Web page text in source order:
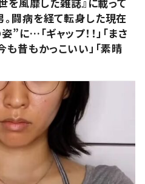
。闘病を経て転身した現在
”に…「ギャップ！！」「まさ
も昔もかっこいい」「素晴